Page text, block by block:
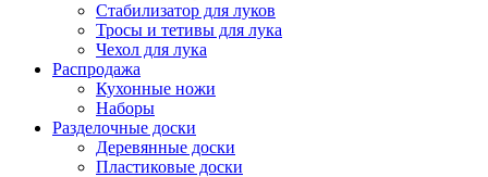
Стабилизатор для луков
Тросы и тетивы для лука
Чехол для лука
Распродажа
Кухонные ножи
Наборы
Разделочные доски
Деревянные доски
Пластиковые доски